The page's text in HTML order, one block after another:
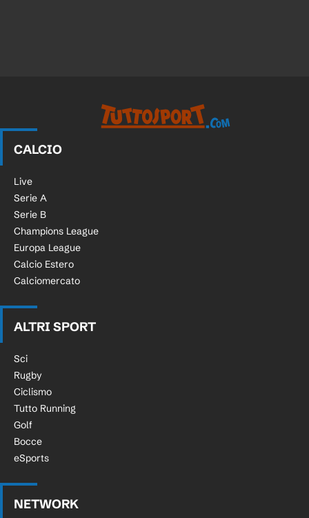
CALCIO
Live
Serie A
Serie B
Champions League
Europa League
Calcio Estero
Calciomercato
ALTRI SPORT
Sci
Rugby
Ciclismo
Tutto Running
Golf
Bocce
eSports
NETWORK